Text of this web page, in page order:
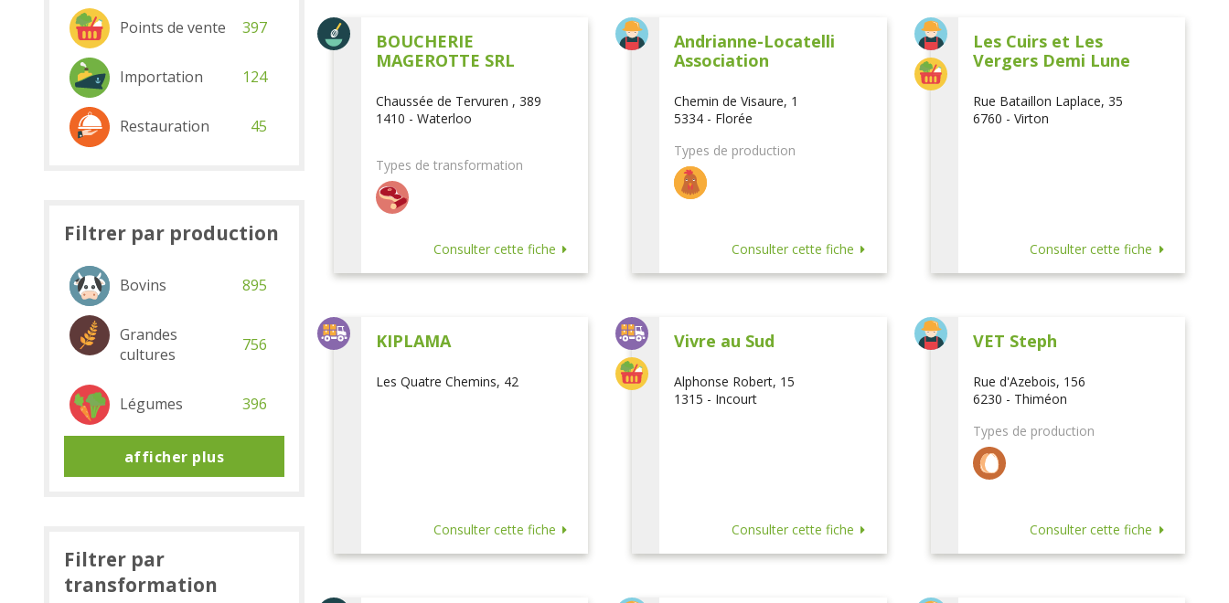
BOUCHERIE
MAGEROTTE SRL
Chaussée de Tervuren , 389
1410 - Waterloo
Types de transformation
Consulter cette fiche
Andrianne-Locatelli
Association
Chemin de Visaure, 1
5334 - Florée
Types de production
Consulter cette fiche
Les Cuirs et Les
Vergers Demi Lune
Rue Bataillon Laplace, 35
6760 - Virton
Consulter cette fiche
KIPLAMA
Les Quatre Chemins, 42
Consulter cette fiche
Vivre au Sud
Alphonse Robert, 15
1315 - Incourt
Consulter cette fiche
VET Steph
Rue d'Azebois, 156
6230 - Thiméon
Types de production
Consulter cette fiche
Points de vente 397
Importation 124
Restauration 45
Filtrer par production
Bovins 895
Grandes
cultures
756
Légumes 396
afficher plus
Filtrer par
transformation